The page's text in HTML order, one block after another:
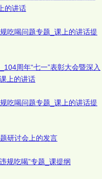
的讲话
吃喝问题专题_课上的讲话提
周年“七一”表彰大会暨深入
上的讲话
吃喝问题专题_课上的讲话提
研讨会上的发言
规吃喝”专题_课提纲